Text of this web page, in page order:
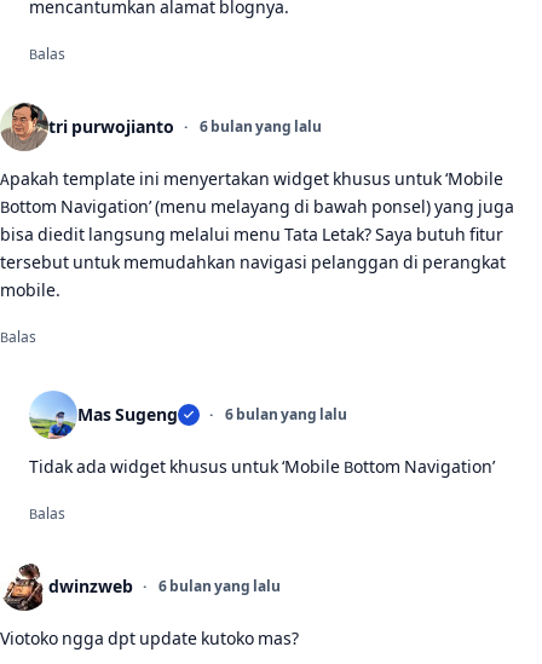
mencantumkan alamat blognya.
Balas
tri purwojianto 6 bulan yang lalu
Apakah template ini menyertakan widget khusus untuk ‘Mobile
Bottom Navigation’ (menu melayang di bawah ponsel) yang juga
bisa diedit langsung melalui menu Tata Letak? Saya butuh fitur
tersebut untuk memudahkan navigasi pelanggan di perangkat
mobile.
Balas
Mas Sugeng 6 bulan yang lalu
Tidak ada widget khusus untuk ‘Mobile Bottom Navigation’
Balas
dwinzweb 6 bulan yang lalu
Viotoko ngga dpt update kutoko mas?